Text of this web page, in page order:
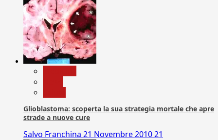
Glioblastoma: scoperta la sua strategia mortale che apre
strade a nuove cure
Salvo Franchina 21 Novembre 201021